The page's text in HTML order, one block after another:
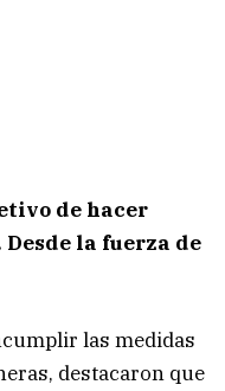
de hacer
la fuerza de
las medidas
destacaron que